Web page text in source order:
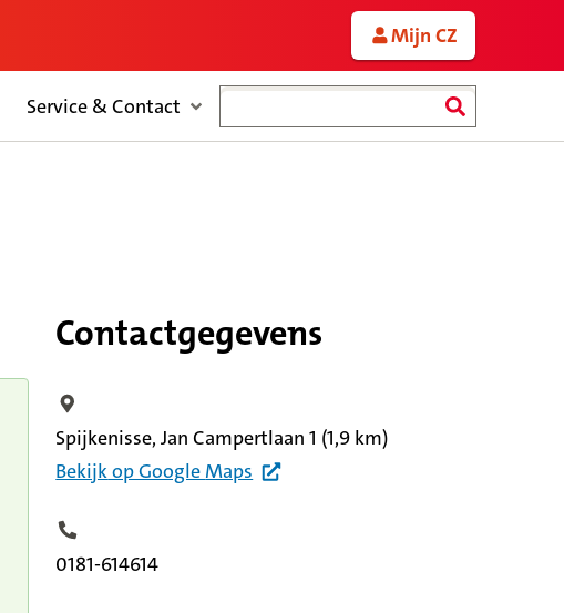
Mijn CZ
Service & Contact
Contactgegevens
Locatiegegevens
Spijkenisse, Jan Campertlaan 1 (1,9 km)
Bekijkop Google Maps
Telefoonnummer
0181-614614